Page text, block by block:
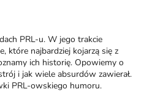
PRL-u. W jego trakcie
które najbardziej kojarzą się z
ich historię. Opowiemy o
i jak wiele absurdów zawierał.
PRL-owskiego humoru.